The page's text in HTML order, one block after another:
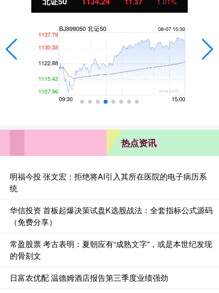
热点资讯
明福今投 张文宏：拒绝将AI引入其所在医院的电子病历系
统
华信投资 首板起爆决策试盘K选股战法：全套指标公式源码
（免费分享）
常盈股票 考古表明：夏朝应有“成熟文字”，或是本世纪发现
的骨刻文
日富农优配 温德姆酒店报告第三季度业绩强劲